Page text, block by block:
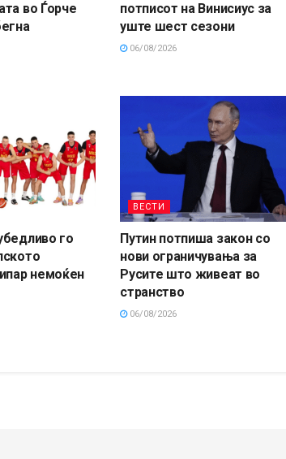
во Ѓорче
потписот на Винисиус за
уште шест сезони
06/08/2026
го
немоќен
ВЕСТИ
Путин потпиша закон со
нови ограничувања за
Русите што живеат во
странство
06/08/2026